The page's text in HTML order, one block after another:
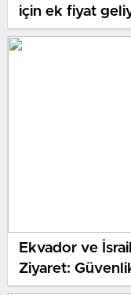
için ek fiyat
Ekvador ve
Ziyaret: